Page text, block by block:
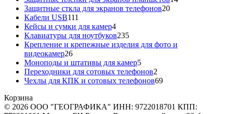
Защитные сткла для экранов телефонов2020
Кабели USB111
товаров
Кейсы и сумки для камер44
товара
Клавиатуры для ноутбуков235235
товаров
Крепление и крепежные изделия для фото и
видеокамер2626
товаров
Моноподы и штативы для камер55
товаров
Переходники для сотовых телефонов2
товара
Чехлы для КПК и сотовых телефонов6969
Корзина
© 2026 ООО "ГЕОГРАФИКА" ИНН: 9722018701 КПП: